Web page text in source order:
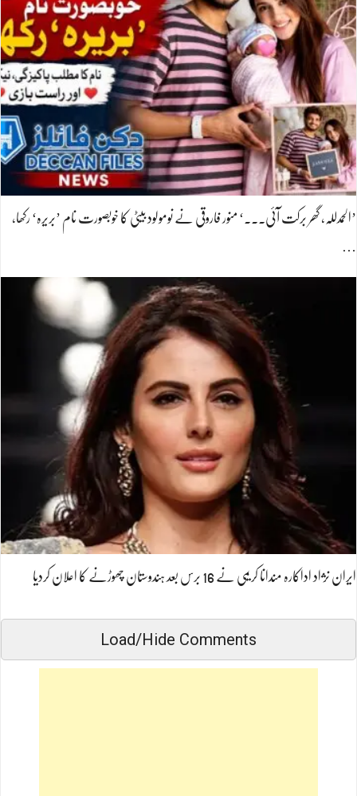
’الحمدللہ، گھر برکت آئی۔۔۔‘ منور فاروقی نے نومولود بیٹی کا خوبصورت نام ’بریرہ‘ رکھا،
ایران نژاد اداکارہ مندانا کریمی نے 16 برس بعد ہندوستان چھوڑنے کا اعلان کردیا
Load/Hide Comments